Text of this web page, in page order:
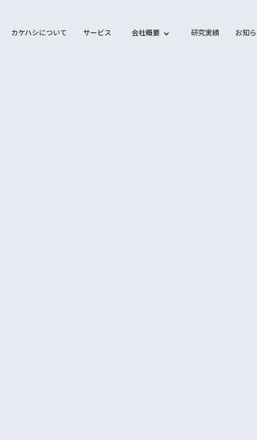
カケハシについて サービス 会社概要 研究実績 お知
、代表取締役社長：中尾 豊、代表取締役CEO： 中川 貴史、以下「カケ
やかに」というミッションのもと、薬局と患者さんを結ぶ 調剤薬局向け
薬指導の特例措置 や改正薬機法の公布など、薬局・薬剤師を取り巻く環